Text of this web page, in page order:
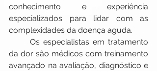
conhecimento e experiência
especializados para lidar com as
complexidades da doença aguda.
da dor são médicos com treinamento
avançado na avaliação, diagnóstico e